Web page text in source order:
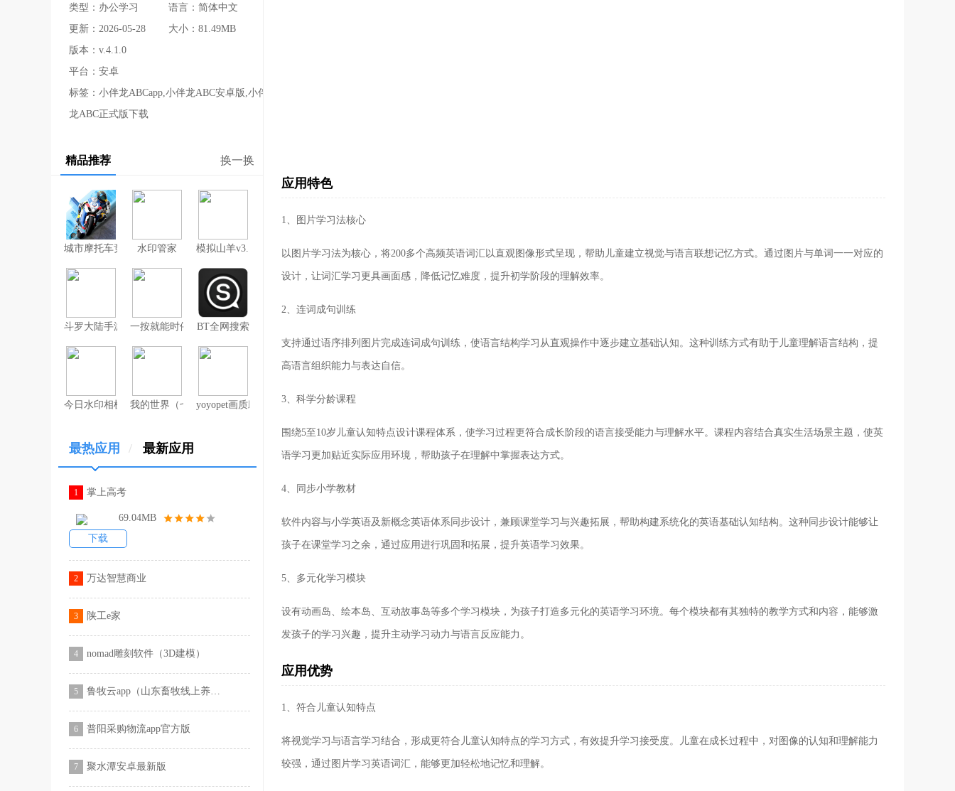
类型：办公学习
语言：简体中文
更新：2026-05-28
大小：81.49MB
版本：v.4.1.0
平台：安卓
标签：小伴龙ABCapp,小伴龙ABC安卓版,小伴
龙ABC正式版下载
精品推荐 换一换
城市摩托车竞赛 水印管家 模拟山羊v3.1
斗罗大陆手游破解版无限钻石一按就能时停的怀表汉化安卓版
BT全网搜索
今日水印相机（考勤打卡作弊版）
我的世界（七日杀mod）yoyopet画质助手（120帧超高清）
最热应用 / 最新应用
1 掌上高考
69.04MB
下载
2 万达智慧商业
3 陕工e家
4 nomad雕刻软件（3D建模）
5 鲁牧云app（山东畜牧线上养殖技术直播课堂）
6 普阳采购物流app官方版
7 聚水潭安卓最新版
应用特色
1、图片学习法核心
以图片学习法为核心，将200多个高频英语词汇以直观图像形式呈现，帮助儿童建立视觉与语言联想记忆方式。通过图片与单词一一对应的
设计，让词汇学习更具画面感，降低记忆难度，提升初学阶段的理解效率。
2、连词成句训练
支持通过语序排列图片完成连词成句训练，使语言结构学习从直观操作中逐步建立基础认知。这种训练方式有助于儿童理解语言结构，提
高语言组织能力与表达自信。
3、科学分龄课程
围绕5至10岁儿童认知特点设计课程体系，使学习过程更符合成长阶段的语言接受能力与理解水平。课程内容结合真实生活场景主题，使英
语学习更加贴近实际应用环境，帮助孩子在理解中掌握表达方式。
4、同步小学教材
软件内容与小学英语及新概念英语体系同步设计，兼顾课堂学习与兴趣拓展，帮助构建系统化的英语基础认知结构。这种同步设计能够让
孩子在课堂学习之余，通过应用进行巩固和拓展，提升英语学习效果。
5、多元化学习模块
设有动画岛、绘本岛、互动故事岛等多个学习模块，为孩子打造多元化的英语学习环境。每个模块都有其独特的教学方式和内容，能够激
发孩子的学习兴趣，提升主动学习动力与语言反应能力。
应用优势
1、符合儿童认知特点
将视觉学习与语言学习结合，形成更符合儿童认知特点的学习方式，有效提升学习接受度。儿童在成长过程中，对图像的认知和理解能力
较强，通过图片学习英语词汇，能够更加轻松地记忆和理解。